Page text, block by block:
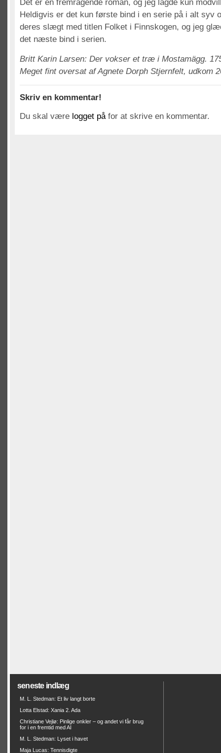
Det er en fremragende roman, og jeg lagde kun
Heldigvis er det kun første bind i en serie på i alt syv
deres slægt med titlen Folket i Finnskogen, og jeg
det næste bind i serien.
Britt Karin Larsen: Der vokser et træ i Mostamägg.
Meget fint oversat af Agnete Dorph Stjernfelt, udkom
Skriv en kommentar!
Du skal være logget påfor at skrive en kommentar.
seneste indlæg
M. L. Stedman: Et liv langt borte
Lotta Elstad: Xania 2. Ada
Christiane Vejlø: Pinlige onkler – og andet vi får brug
for i en fremtid med AI
M. L. Stedman: Lyset i havet
Maja Lucas: Tennisdigte